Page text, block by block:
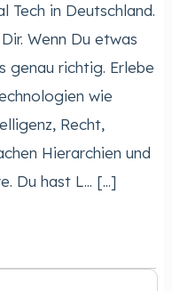
Tech in Deutschland.
Wenn Du etwas
genau richtig. Erlebe
wie
Recht,
Hierarchien und
Du hast L... [...]